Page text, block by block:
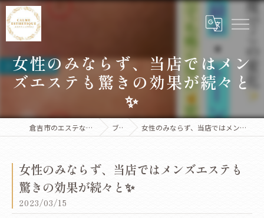
女性のみならず、当店ではメン
ズエステも驚きの効果が続々と
✨
倉吉市のエステならCalme Esthetique ブログ 女性のみならず、当店ではメンズエステも驚きの効果が続々と✨
女性のみならず、当店ではメンズエステも
驚きの効果が続々と✨
2023/03/15